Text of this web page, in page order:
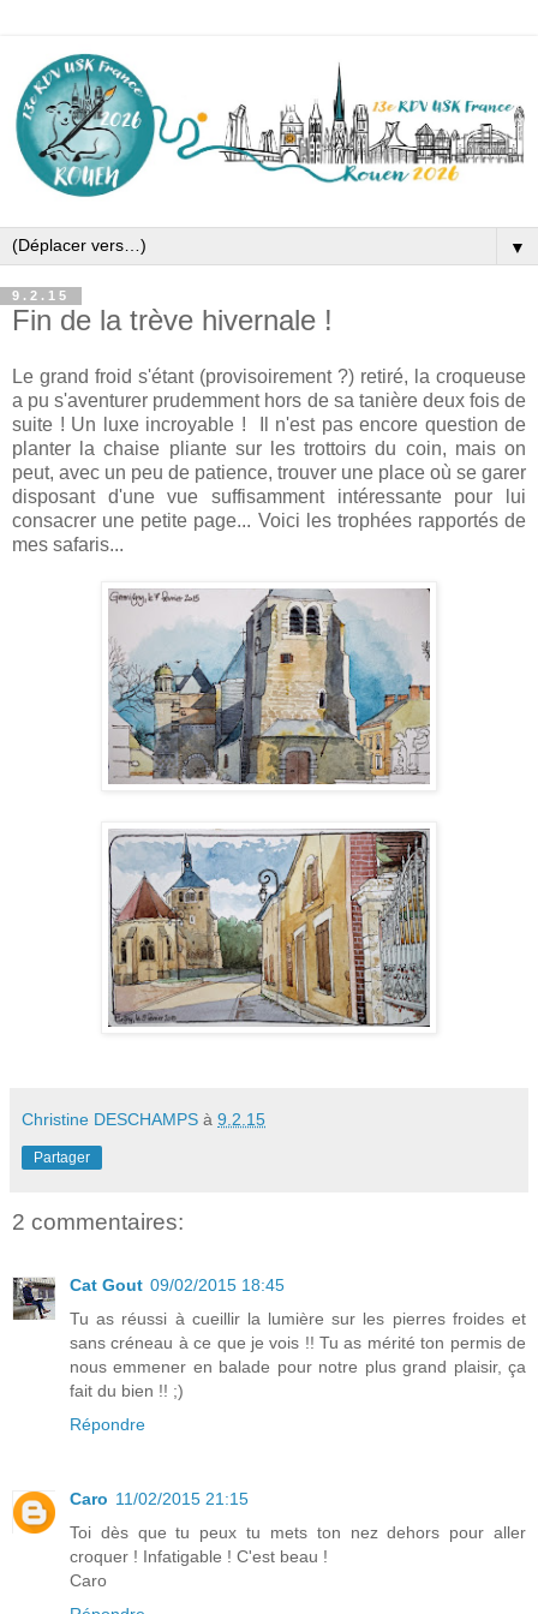
▼
9.2.15
Fin de la trève hivernale !
Le grand froid s'étant (provisoirement ?) retiré, la croqueuse
a pu s'aventurer prudemment hors de sa tanière deux fois de
suite ! Un luxe incroyable ! Il n'est pas encore question de
planter la chaise pliante sur les trottoirs du coin, mais on
peut, avec un peu de patience, trouver une place où se garer
disposant d'une vue suffisamment intéressante pour lui
consacrer une petite page... Voici les trophées rapportés de
mes safaris...
Christine DESCHAMPS à 9.2.15
Partager
2 commentaires:
Cat Gout 09/02/2015 18:45
Tu as réussi à cueillir la lumière sur les pierres froides et
sans créneau à ce que je vois !! Tu as mérité ton permis de
nous emmener en balade pour notre plus grand plaisir, ça
fait du bien !! ;)
Répondre
Caro 11/02/2015 21:15
Toi dès que tu peux tu mets ton nez dehors pour aller
croquer ! Infatigable ! C'est beau !
Caro